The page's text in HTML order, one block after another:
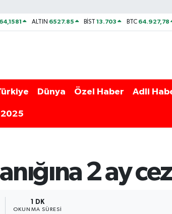
64,1581 ALTIN 6527.85 BİST13.703 BTC 64.927,78
Dünya Özel Haber Adli
2025
2 ay
1 DK
OKUNMA SÜRESI